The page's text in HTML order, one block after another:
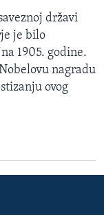
državi
je bilo
1905. godine.
nagradu
ovog